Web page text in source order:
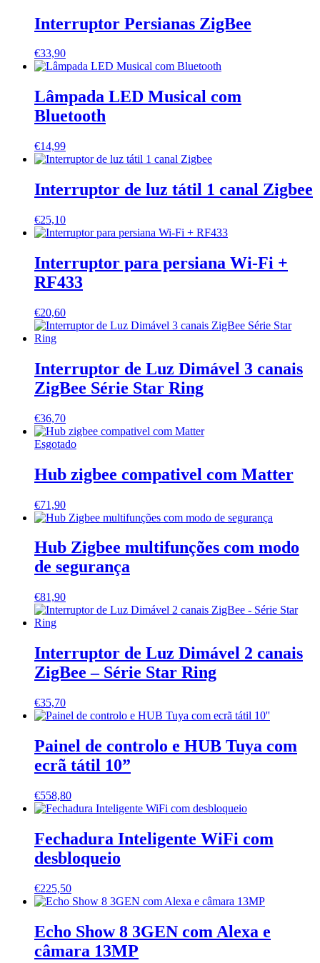
Interruptor Persianas ZigBee
€33,90
Lâmpada LED Musical com
Bluetooth
€14,99
Interruptor de luz tátil 1 canal Zigbee
€25,10
Interruptor para persiana Wi-Fi +
RF433
€20,60
Interruptor de Luz Dimável 3 canais
ZigBee Série Star Ring
€36,70
Esgotado
Hub zigbee compativel com Matter
€71,90
Hub Zigbee multifunções com modo
de segurança
€81,90
Interruptor de Luz Dimável 2 canais
ZigBee – Série Star Ring
€35,70
Painel de controlo e HUB Tuya com
ecrã tátil 10”
€558,80
Fechadura Inteligente WiFi com
desbloqueio
€225,50
Echo Show 8 3GEN com Alexa e
câmara 13MP